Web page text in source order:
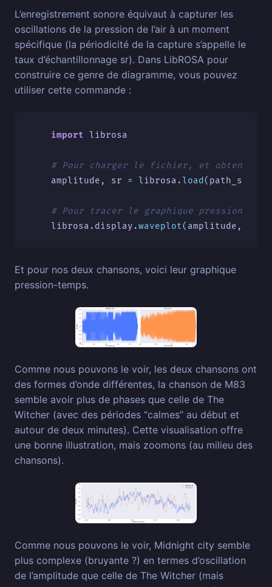
L’enregistrement sonore équivaut à capturer les
oscillations de la pression de l’air à un moment
spécifique (la périodicité de la capture s’appelle le
taux d’échantillonnage sr). Dans LibROSA pour
construire ce genre de diagramme, vous pouvez
utiliser cette commande :
import librosa
amplitude , sr = librosa .load ( path_song
librosa . display .waveplot( amplitude ,
Et pour nos deux chansons, voici leur graphique
pression-temps.
Comme nous pouvons le voir, les deux chansons ont
des formes d’onde différentes, la chanson de M83
semble avoir plus de phases que celle de The
Witcher (avec des périodes “calmes” au début et
autour de deux minutes). Cette visualisation offre
une bonne illustration, mais zoomons (au milieu des
chansons).
Comme nous pouvons le voir, Midnight city semble
plus complexe (bruyante ?) en termes d’oscillation
de l’amplitude que celle de The Witcher (mais